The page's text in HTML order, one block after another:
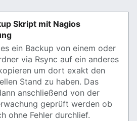
Skript mit Nagios
ein Backup von einem oder
via Rsync auf ein anderes
um dort exakt den
Stand zu haben. Das
anschließend von der
geprüft werden ob
ohne Fehler durchlief.